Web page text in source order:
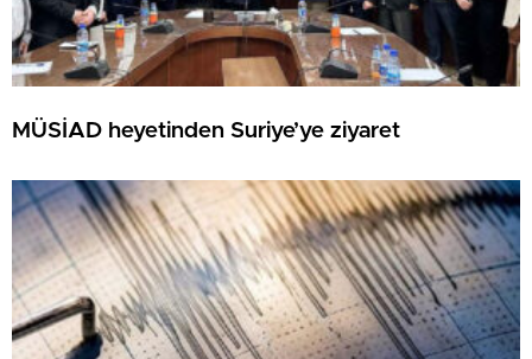
MÜSİAD heyetinden Suriye’ye ziyaret